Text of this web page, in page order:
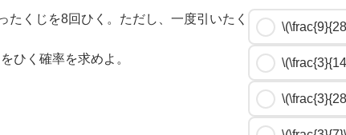
くじを8回ひく。ただし、一度引いたく
ひく確率を求めよ。